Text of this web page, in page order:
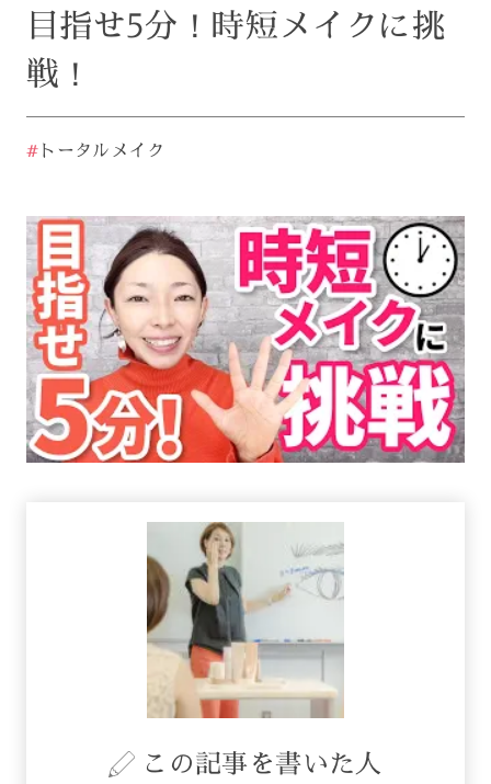
目指せ5分！時短メイクに挑
戦！
#トータルメイク
この記事を書いた人